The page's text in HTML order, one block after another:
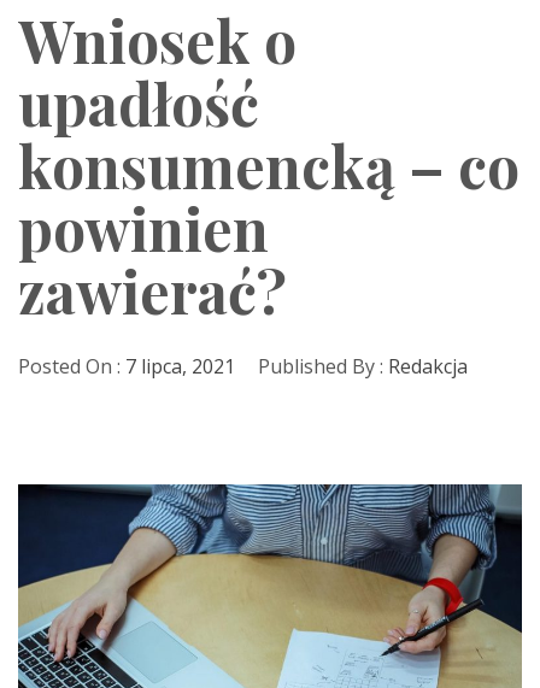
Wniosek o
upadłość
konsumencką – co
powinien
zawierać?
Posted On : 7 lipca, 2021 Published By : Redakcja